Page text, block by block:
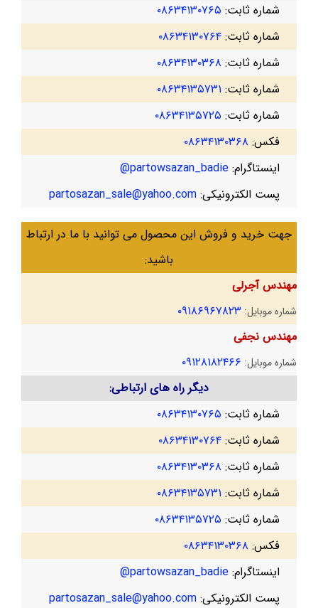
شماره ثابت: ۰۸۶۳۴۱۳۰۷۶۵
شماره ثابت: ۰۸۶۳۴۱۳۰۷۶۴
شماره ثابت: ۰۸۶۳۴۱۳۰۳۶۸
شماره ثابت: ۰۸۶۳۴۱۳۵۷۳۱
شماره ثابت: ۰۸۶۳۴۱۳۵۷۲۵
فکس: ۰۸۶۳۴۱۳۰۳۶۸
اینستاگرام: partowsazan_badie@
پست الکترونیکی: partosazan_sale@yahoo.com
جهت خرید و فروش این محصول می توانید با ما در ارتباط
باشید:
مهندس آجرلی
شماره موبایل: ۰۹۱۸۶۹۶۷۸۲۳
مهندس نجفی
شماره موبایل: ۰۹۱۲۸۱۸۲۴۶۶
دیگر راه های ارتباطی:
شماره ثابت: ۰۸۶۳۴۱۳۰۷۶۵
شماره ثابت: ۰۸۶۳۴۱۳۰۷۶۴
شماره ثابت: ۰۸۶۳۴۱۳۰۳۶۸
شماره ثابت: ۰۸۶۳۴۱۳۵۷۳۱
شماره ثابت: ۰۸۶۳۴۱۳۵۷۲۵
فکس: ۰۸۶۳۴۱۳۰۳۶۸
اینستاگرام: partowsazan_badie@
پست الکترونیکی: partosazan_sale@yahoo.com